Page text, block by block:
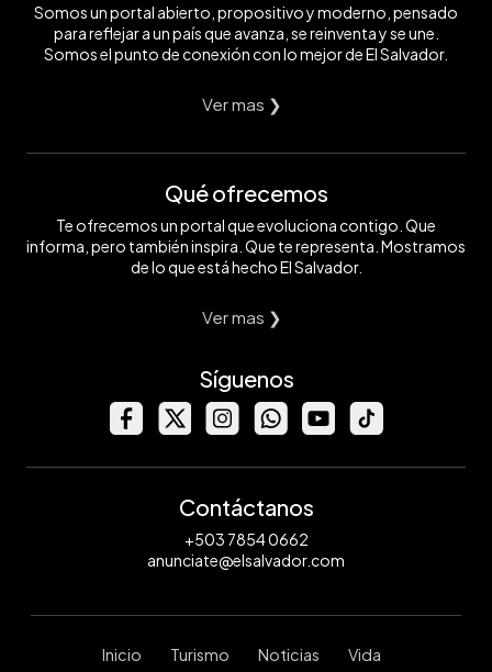
Somos un portal abierto, propositivo y moderno, pensado
para reflejar a un país que avanza, se reinventa y se une.
Somos el punto de conexión con lo mejor de El Salvador.
Ver mas ❯
Qué ofrecemos
Te ofrecemos un portal que evoluciona contigo. Que
informa, pero también inspira. Que te representa. Mostramos
de lo que está hecho El Salvador.
Ver mas ❯
Síguenos
Contáctanos
+503 7854 0662
anunciate@elsalvador.com
Inicio Turismo Noticias Vida